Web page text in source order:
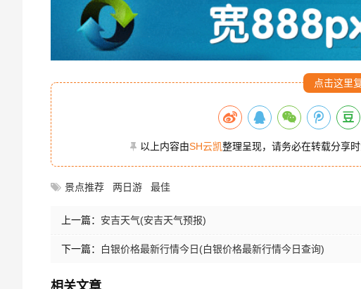
点击这里
以上内容由SH云凯整理呈现，请务必在转载分享
景点推荐 两日游 最佳
上一篇： 安吉天气(安吉天气预报)
下一篇： 白银价格最新行情今日(白银价格最新行情今日查询)
相关文章